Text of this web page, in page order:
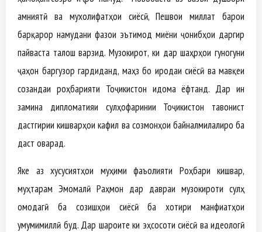
амниятӣ ва мухолифатҳои сиёсӣ, Пешвои миллат барои
барқарор намудани фазои эътимод миёни ҷонибҳои даргир
пайваста талош варзид. Музокирот, ки дар шаҳрҳои гуногуни
ҷаҳон баргузор гардиданд, маҳз бо иродаи сиёсӣ ва мавқеи
созандаи роҳбарияти Тоҷикистон идома ёфтанд. Дар ин
замина дипломатияи сулҳофаринии Тоҷикистон тавонист
дастгирии кишварҳои кафил ва созмонҳои байналмилалиро ба
даст оварад.
Яке аз хусусиятҳои муҳими фаъолияти Роҳбари кишвар,
муҳтарам Эмомалӣ Раҳмон дар давраи музокироти сулҳ
омодагӣ ба созишҳои сиёсӣ ба хотири манфиатҳои
умумимиллӣ буд. Дар шароите ки эҳсосоти сиёсӣ ва идеологӣ